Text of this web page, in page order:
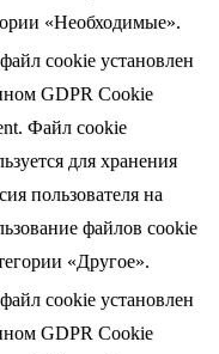
«Необходимые».
cookie установлен
GDPR Cookie
Файл cookie
для хранения
пользователя на
файлов cookie
«Другое».
cookie установлен
GDPR Cookie